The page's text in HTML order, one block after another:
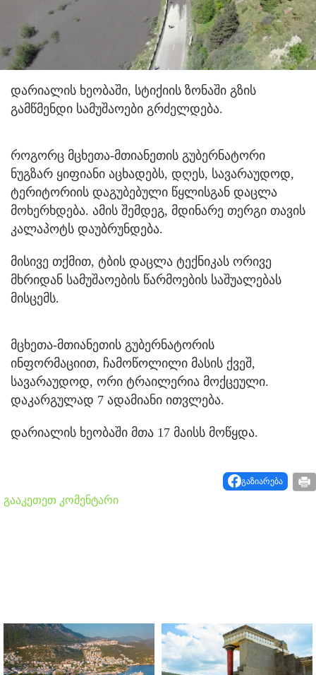
დარიალის ხეობაში, სტიქიის ზონაში გზის
გამწმენდი სამუშაოები გრძელდება.
როგორც მცხეთა-მთიანეთის გუბერნატორი
ნუგზარ ყიფიანი აცხადებს, დღეს, სავარაუდოდ,
ტერიტორიის დაგუბებული წყლისგან დაცლა
მოხერხდება. ამის შემდეგ, მდინარე თერგი თავის
კალაპოტს დაუბრუნდება.
მისივე თქმით, ტბის დაცლა ტექნიკას ორივე
მხრიდან სამუშაოების წარმოების საშუალებას
მისცემს.
მცხეთა-მთიანეთის გუბერნატორის
ინფორმაციით, ჩამოწოლილი მასის ქვეშ,
სავარაუდოდ, ორი ტრაილერია მოქცეული.
დაკარგულად 7 ადამიანი ითვლება.
დარიალის ხეობაში მთა 17 მაისს მოწყდა.
გაზიარება
გააკეთეთ კომენტარი